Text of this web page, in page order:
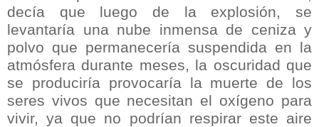
decía que luego de la explosión, se
levantaría una nube inmensa de ceniza y
polvo que permanecería suspendida en la
atmósfera durante meses, la oscuridad que
se produciría provocaría la muerte de los
seres vivos que necesitan el oxígeno para
vivir, ya que no podrían respirar este aire